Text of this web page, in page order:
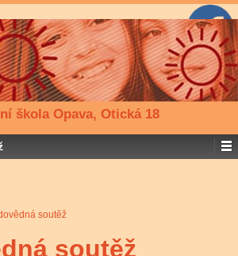
škola Opava, Otická 18
soutěž
soutěž